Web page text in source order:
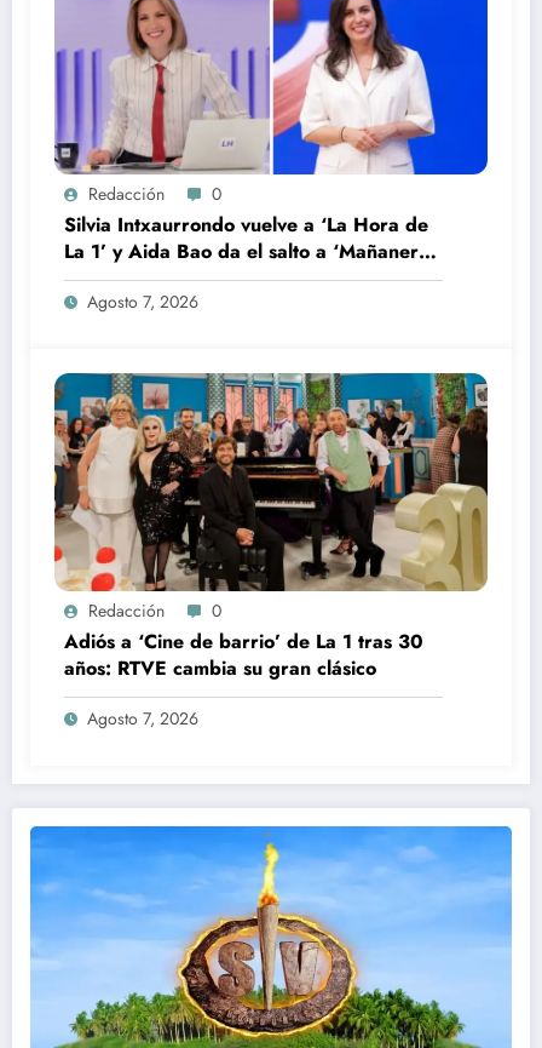
Redacción 0
Silvia Intxaurrondo vuelve a ‘La Hora de
La 1’ y Aida Bao da el salto a ‘Mañaneros
360’
Agosto 7, 2026
Redacción 0
Adiós a ‘Cine de barrio’ de La 1 tras 30
años: RTVE cambia su gran clásico
Agosto 7, 2026